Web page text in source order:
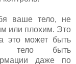
ваше тело, не
или плохим. Это
это может быть
тело быть
даже по